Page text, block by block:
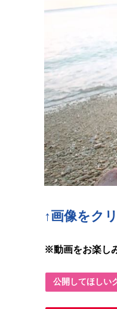
↑画像をク
※動画をお楽し
公開してほしい